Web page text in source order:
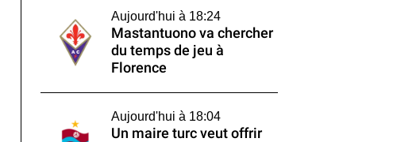
Aujourd'hui à 18:24
Mastantuono va chercher
du temps de jeu à
Florence
Aujourd'hui à 18:04
Un maire turc veut offrir